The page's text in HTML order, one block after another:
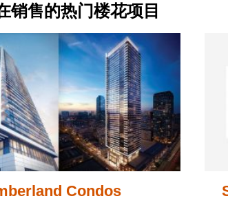
销售的热门楼花项目
Condos